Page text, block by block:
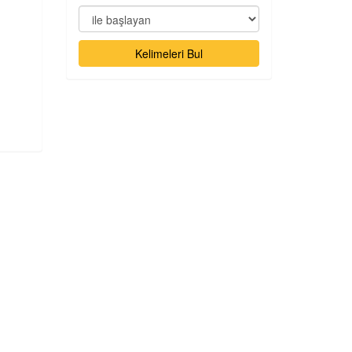
Kelimeleri Bul